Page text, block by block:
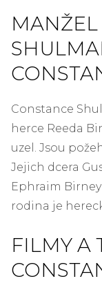
MANŽEL
Constance
herce Reeda
uzel. Jsou
Jejich dcera
Ephraim
rodina je
FILMY A